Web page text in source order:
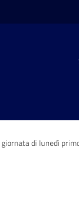
di lunedì